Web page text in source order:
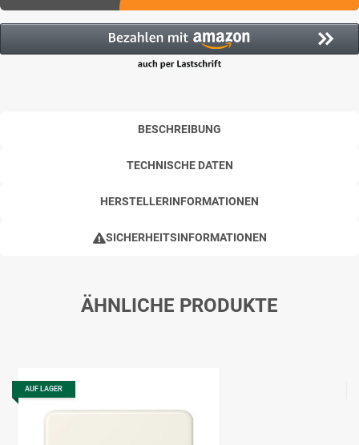
BESCHREIBUNG
TECHNISCHE DATEN
HERSTELLERINFORMATIONEN
SICHERHEITSINFORMATIONEN
ÄHNLICHE PRODUKTE
AUF LAGER